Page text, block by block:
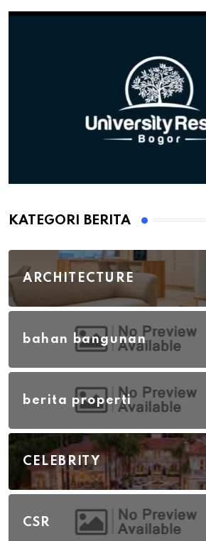
KATEGORI BERITA
ARCHITECTURE
bahan bangunan
berita properti
CELEBRITY
CSR